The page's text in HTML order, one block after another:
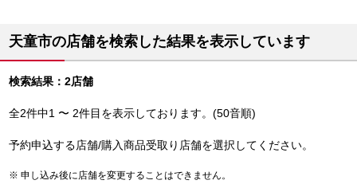
天童市の店舗を検索した結果を表示しています
検索結果：2店舗
全2件中1 〜 2件目を表示しております。(50音順)
予約申込する店舗/購入商品受取り店舗を選択してください。
申し込み後に店舗を変更することはできません。